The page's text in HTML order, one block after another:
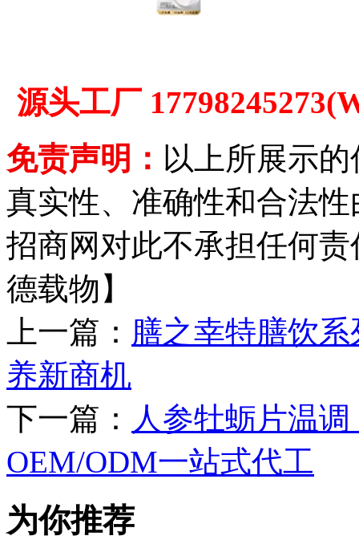
源头工厂
免责声明： 以上所展示
真实性、准确性和合法
招商网对此不承担任何
德载物】
上一篇： 膳之幸特膳饮
养新商机
下一篇： 人参牡蛎片温
OEM/ODM一站式代工
为你推荐